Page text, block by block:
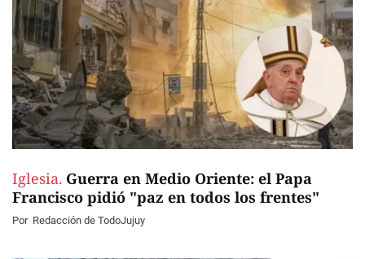
Iglesia. Guerra en Medio Oriente: el Papa
Francisco pidió "paz en todos los frentes"
Por Redacción de TodoJujuy